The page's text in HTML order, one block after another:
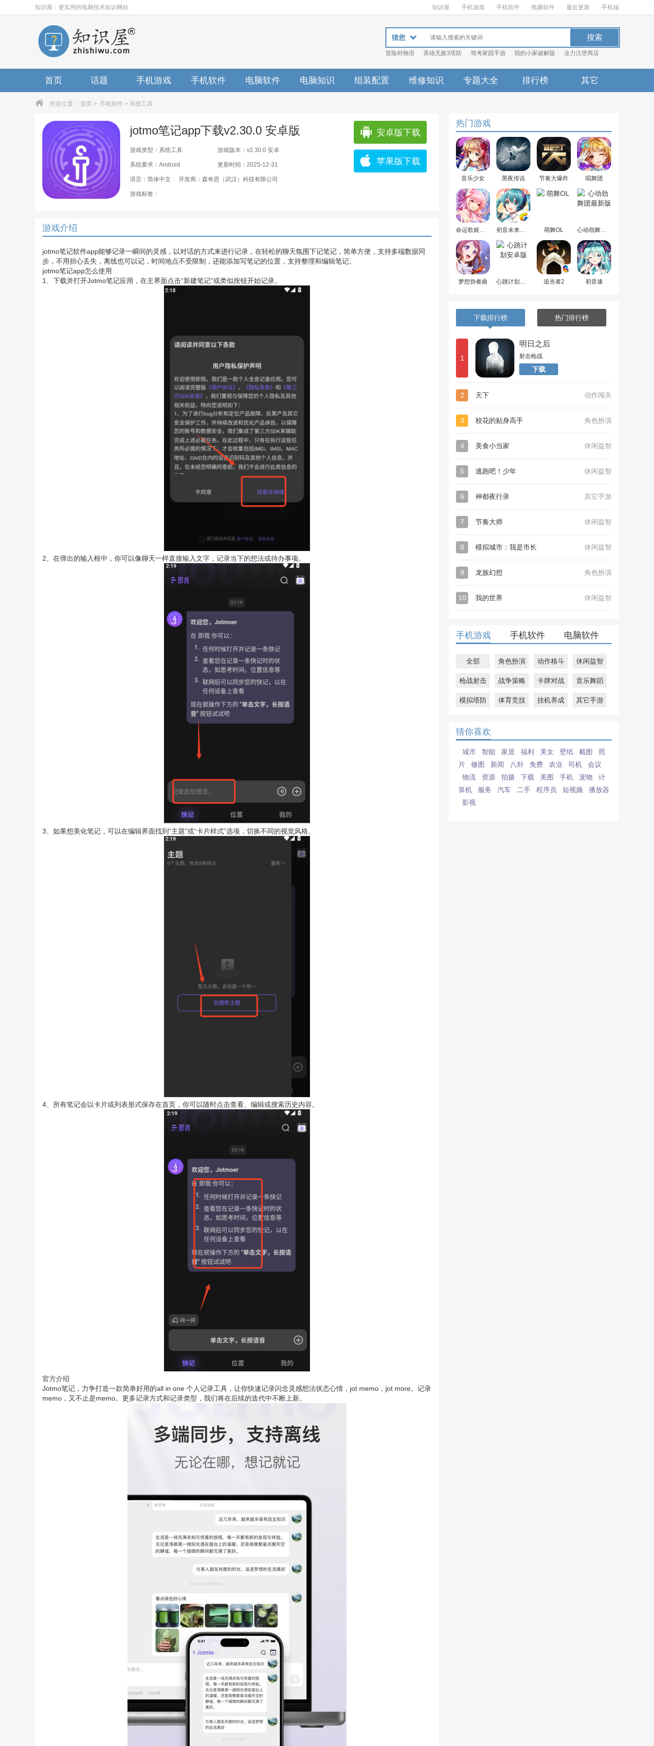
知识屋：更实用的电脑技术知识网站 知识屋 手机游戏 手机软件 电脑软件 最近更新 手机端
猜您
冒险村物语 英雄无敌3塔防 驾考家园手游 我的小家破解版 业力汉堡商店
首页 话题 手机游戏 手机软件 电脑软件 电脑知识 组装配置 维修知识 专题大全 排行榜 其它
所在位置： 首页 > 手机软件 > 系统工具
jotmo笔记app下载v2.30.0 安卓版
游戏类型：系统工具 游戏版本：v2.30.0 安卓
系统要求：Android 更新时间：2025-12-31
语言：简体中文 开发商：森奇思（武汉）科技有限公司
游戏标签：
安卓版下载
苹果版下载
游戏介绍
jotmo笔记软件app能够记录一瞬间的灵感，以对话的方式来进行记录，在轻松的聊天氛围下记笔记，简单方便，支持多端数据同
步，不用担心丢失，离线也可以记，时间地点不受限制，还能添加写笔记的位置，支持整理和编辑笔记。
jotmo笔记app怎么使用
1、下载并打开Jotmo笔记应用，在主界面点击“新建笔记”或类似按钮开始记录。
2、在弹出的输入框中，你可以像聊天一样直接输入文字，记录当下的想法或待办事项。
3、如果想美化笔记，可以在编辑界面找到“主题”或“卡片样式”选项，切换不同的视觉风格。
4、所有笔记会以卡片或列表形式保存在首页，你可以随时点击查看、编辑或搜索历史内容。
官方介绍
Jotmo笔记，力争打造一款简单好用的all in one 个人记录工具，让你快速记录闪念灵感想法状态心情，jot memo，jot more。记录
memo，又不止是memo。更多记录方式和记录类型，我们将在后续的迭代中不断上新。
热门游戏
音乐少女 黑夜传说 节奏大爆炸 唱舞团
命运歌姬安卓版 初音未来梦幻歌姬 萌舞OL 心动劲舞团最新版
梦想协奏曲 心跳计划安卓版 追光者2 初音速
下载排行榜 热门排行榜
1
明日之后
射击枪战
下载
2 天下 动作闯关
3 校花的贴身高手 角色扮演
4 美食小当家 休闲益智
5 逃跑吧！少年 休闲益智
6 神都夜行录 其它手游
7 节奏大师 休闲益智
8 模拟城市：我是市长 休闲益智
9 龙族幻想 角色扮演
10 我的世界 休闲益智
手机游戏 手机软件 电脑软件
全部 角色扮演 动作格斗 休闲益智
枪战射击 战争策略 卡牌对战 音乐舞蹈
模拟塔防 体育竞技 挂机养成 其它手游
猜你喜欢
城市 智能 家居 福利 美女 壁纸 截图
照
片
修图 新闻 八卦 免费 农业 司机
会议
物流
资源 拍摄 下载 美图 手机 宠物
计
算机
服务 汽车 二手 程序员 短视频
播放器
影视